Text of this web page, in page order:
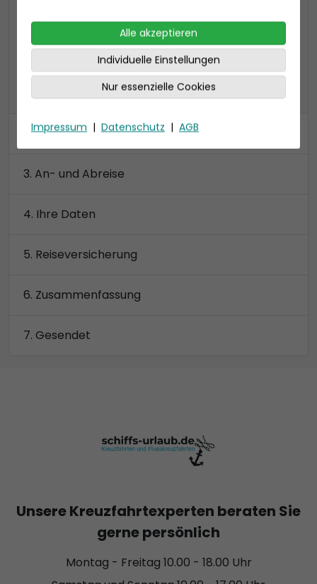
Preis 3.740 €
alle Kategorien anzeigen
Kabine
An- und Abreise
Ihre Daten
Reiseversicherung
Zusammenfassung
Gesendet
Alle akzeptieren
Individuelle Einstellungen
Nur essenzielle Cookies
Impressum | Datenschutz | AGB
Unsere Kreuzfahrtexperten beraten Sie
gerne persönlich
Montag - Freitag 10.00 - 18.00 Uhr